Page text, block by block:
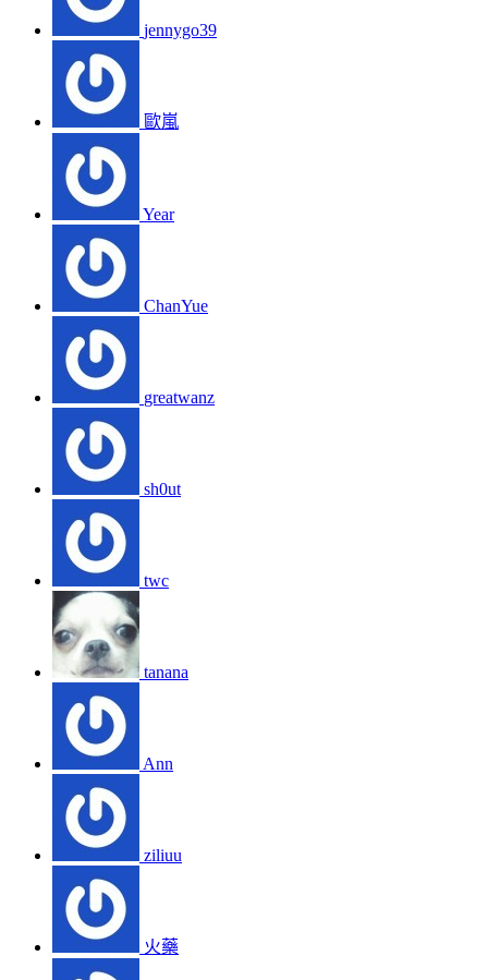
jennygo39
歐嵐
Year
ChanYue
greatwanz
sh0ut
twc
tanana
Ann
ziliuu
火藥